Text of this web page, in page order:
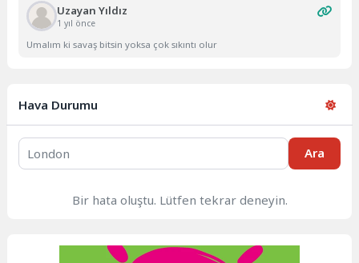
Uzayan Yıldız
1 yıl önce
Umalım ki savaş bitsin yoksa çok sıkıntı olur
Hava Durumu
Ara
Bir hata oluştu. Lütfen tekrar deneyin.